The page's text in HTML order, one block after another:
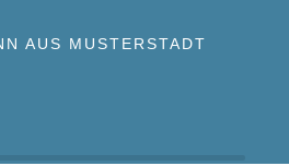
AUS MUSTERSTADT